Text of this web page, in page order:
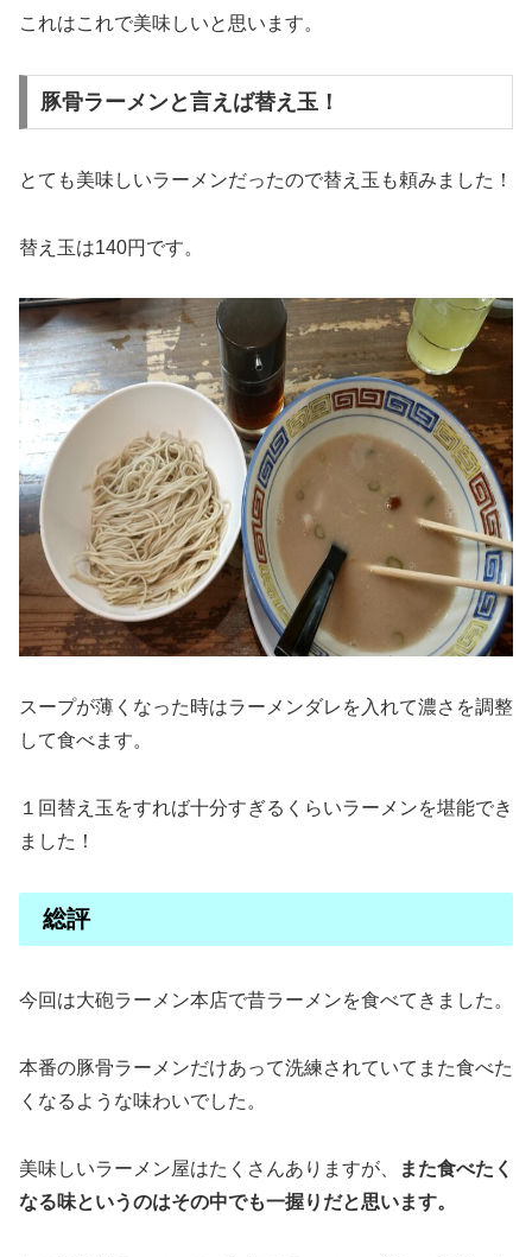
これはこれで美味しいと思います。
豚骨ラーメンと言えば替え玉！
とても美味しいラーメンだったので替え玉も頼みました！
替え玉は140円です。
スープが薄くなった時はラーメンダレを入れて濃さを調整
して食べます。
１回替え玉をすれば十分すぎるくらいラーメンを堪能でき
ました！
総評
今回は大砲ラーメン本店で昔ラーメンを食べてきました。
本番の豚骨ラーメンだけあって洗練されていてまた食べた
くなるような味わいでした。
美味しいラーメン屋はたくさんありますが、
また食べたく
なる味というのはその中でも一握りだと思います。